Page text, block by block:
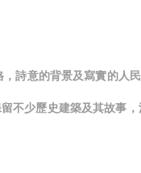
詩意的背景及寫實的人
不少歷史建築及其故事，